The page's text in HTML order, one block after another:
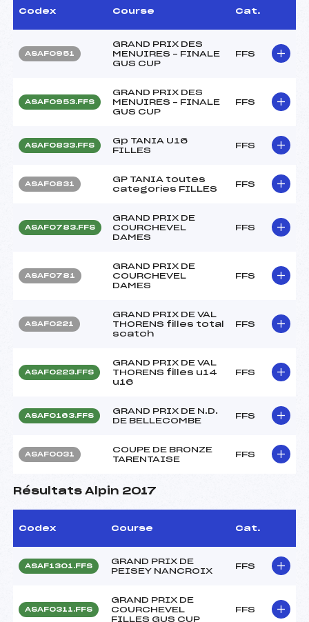
Codex Course Cat.
ASAF0951
GRAND PRIX DES
MENUIRES – FINALE
GUS CUP
FFS
ASAF0953.FFS
GRAND PRIX DES
MENUIRES – FINALE
GUS CUP
FFS
ASAF0833.FFS
Gp TANIA U16
FILLES
FFS
ASAF0831
GP TANIA toutes
categories FILLES
FFS
ASAF0783.FFS
GRAND PRIX DE
COURCHEVEL
DAMES
FFS
ASAF0781
GRAND PRIX DE
COURCHEVEL
DAMES
FFS
ASAF0221
GRAND PRIX DE VAL
THORENS filles total
scatch
FFS
ASAF0223.FFS
GRAND PRIX DE VAL
THORENS filles u14
u16
FFS
ASAF0163.FFS
GRAND PRIX DE N.D.
DE BELLECOMBE
FFS
ASAF0031
COUPE DE BRONZE
TARENTAISE
FFS
Résultats Alpin 2017
Codex Course Cat.
ASAF1301.FFS
GRAND PRIX DE
PEISEY NANCROIX
FFS
ASAF0311.FFS
GRAND PRIX DE
COURCHEVEL
FILLES GUS CUP
FFS